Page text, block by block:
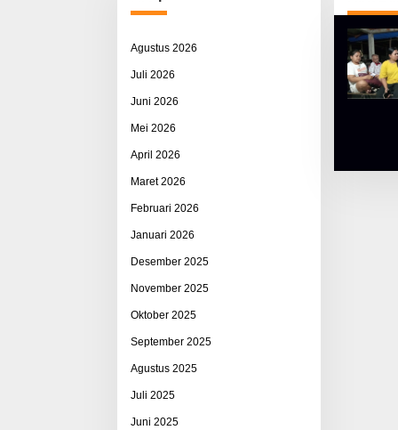
Agustus 2026
Juli 2026
Juni 2026
Mei 2026
April 2026
Maret 2026
Februari 2026
Januari 2026
Desember 2025
November 2025
Oktober 2025
September 2025
Agustus 2025
Juli 2025
Juni 2025